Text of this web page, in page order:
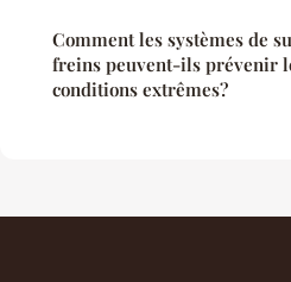
Comment les systèmes de
freins peuvent-ils prévenir
conditions extrêmes?